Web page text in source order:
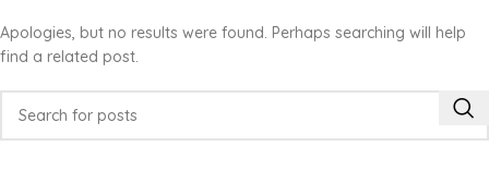
Apologies, but no results were found. Perhaps searching will help
find a related post.